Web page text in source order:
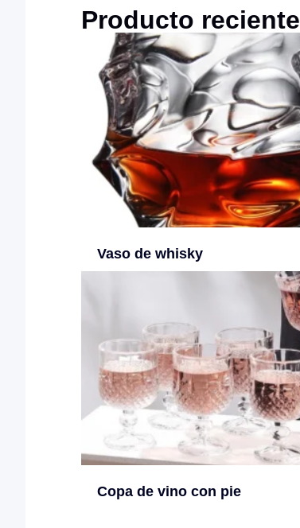
Producto reciente
Vaso de whisky
Copa de vino con pie